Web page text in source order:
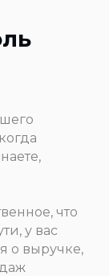
что
у вас
о выручке,